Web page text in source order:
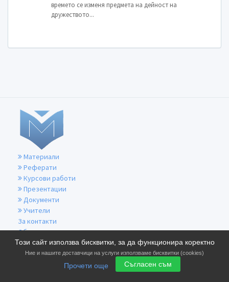
времето се изменя предмета на дейност на
дружеството...
Този сайт използва бисквитки, за да функционира коректно
Ние и нашите доставчици на услуги използваме бисквитки (cookies)
Прочети още Съгласен съм
Материали
Реферати
Курсови работи
Презентации
Документи
Учители
За контакти
Общи условия
Политика за бисквитките
Политика за поверителност